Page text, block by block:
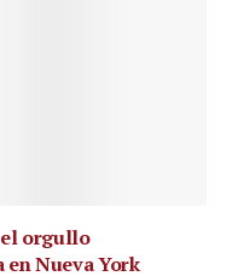
el orgullo
Nueva York